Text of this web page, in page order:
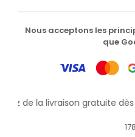
Nous acceptons les
que
de la livraison gratuite dès